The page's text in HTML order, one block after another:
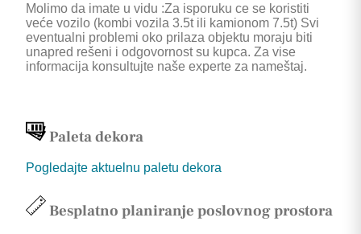
Molimo da imate u vidu :Za isporuku ce se koristiti
veće vozilo (kombi vozila 3.5t ili kamionom 7.5t) Svi
eventualni problemi oko prilaza objektu moraju biti
unapred rešeni i odgovornost su kupca. Za vise
informacija konsultujte naše experte za nameštaj.
Paleta dekora
Pogledajte aktuelnu paletu dekora
Besplatno planiranje poslovnog prostora